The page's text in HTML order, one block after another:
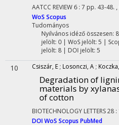
AATCC REVIEW 6 : 7 pp. 43-48. ,
WoS Scopus
Tudományos
Nyilvános idéző összesen: 8
jelölt: 0 | WoS jelölt: 5 |
jelölt: 8 | DOI jelölt: 5
10 Csiszár, E ; Losonczi, A ;
Degradation of
materials by
of cotton
BIOTECHNOLOGY LETTERS28 :
DOIWoS Scopus PubMed